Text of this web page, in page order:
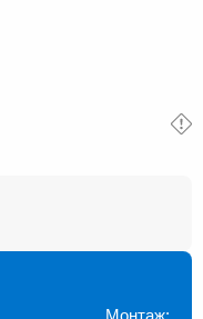
Монтаж: